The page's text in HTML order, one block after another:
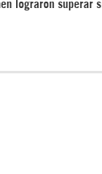
lograron superar